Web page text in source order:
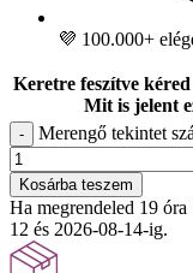
💜 100.000+
Keretre feszítve kéred
Mit is jelent
- Merengő tekintet
Kosárba teszem
Ha megrendeled 19
2026-08-14-ig.